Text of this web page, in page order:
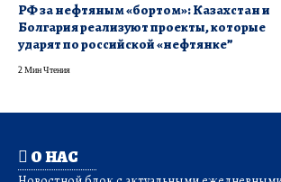
​РФ за нефтяным «бортом»: Казахстан и
Болгария реализуют проекты, которые
ударят по российской «нефтянке”
2 Мин Чтения
О НАС